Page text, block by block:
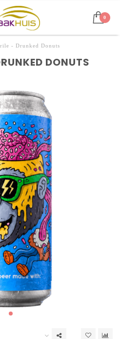
0
- Drunked Donuts
DONUTS